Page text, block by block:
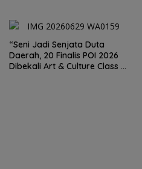
“Seni Jadi Senjata Duta
Daerah, 20 Finalis POI 2026
Dibekali Art & Culture Class di